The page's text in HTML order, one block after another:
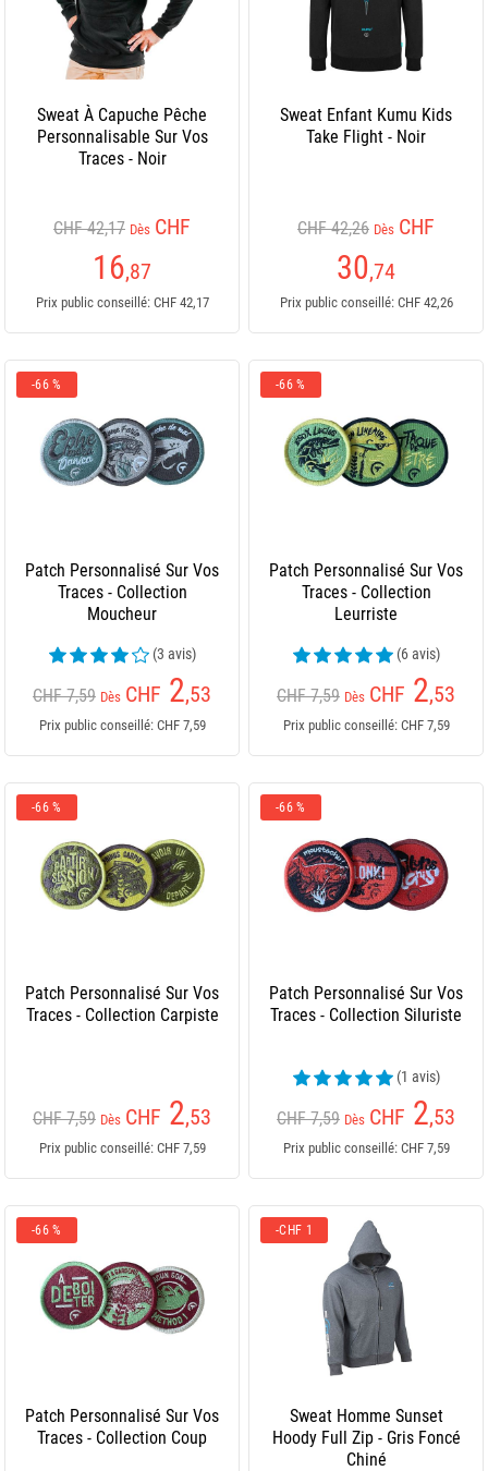
Sweat À Capuche Pêche
Personnalisable Sur Vos
Traces - Noir
CHF 42,17 Dès CHF
16,87
Prix public conseillé: CHF 42,17
Sweat Enfant Kumu Kids
Take Flight - Noir
CHF 42,26 Dès CHF
30,74
Prix public conseillé: CHF 42,26
-66 %
Patch Personnalisé Sur Vos
Traces - Collection
Moucheur
(3 avis)
CHF 7,59 Dès CHF 2,53
Prix public conseillé: CHF 7,59
-66 %
Patch Personnalisé Sur Vos
Traces - Collection
Leurriste
(6 avis)
CHF 7,59 Dès CHF 2,53
Prix public conseillé: CHF 7,59
-66 %
Patch Personnalisé Sur Vos
Traces - Collection Carpiste
CHF 7,59 Dès CHF 2,53
Prix public conseillé: CHF 7,59
-66 %
Patch Personnalisé Sur Vos
Traces - Collection Siluriste
(1 avis)
CHF 7,59 Dès CHF 2,53
Prix public conseillé: CHF 7,59
-66 %
Patch Personnalisé Sur Vos
Traces - Collection Coup
-CHF 1
Sweat Homme Sunset
Hoody Full Zip - Gris Foncé
Chiné